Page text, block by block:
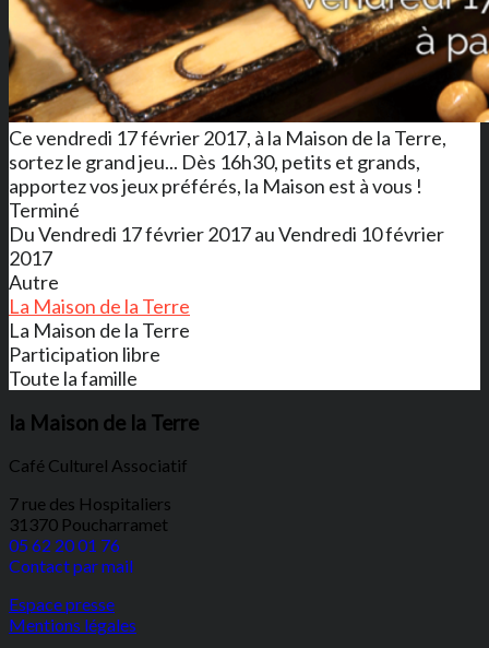
Ce vendredi 17 février 2017, à la Maison de la Terre,
sortez le grand jeu... Dès 16h30, petits et grands,
apportez vos jeux préférés, la Maison est à vous !
Terminé
Du Vendredi 17 février 2017 au Vendredi 10 février
2017
Autre
La Maison de la Terre
La Maison de la Terre
Participation libre
Toute la famille
la Maison de la Terre
Café Culturel Associatif
7 rue des Hospitaliers
31370 Poucharramet
05 62 20 01 76
Contact par mail
Espace presse
Mentions légales